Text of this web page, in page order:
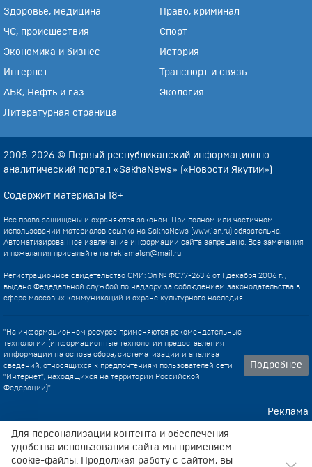
Здоровье, медицина Право, криминал
ЧС, происшествия Спорт
Экономика и бизнес История
Интернет Транспорт и связь
АБК, Нефть и газ Экология
Литературная страница
2005-2026 © Первый республиканский информационно-
аналитический портал «SakhaNews» («Новости Якутии»)
Содержит материалы 18+
Все права защищены и охраняются законом. При полном или частичном
использовании материалов ссылка на SakhaNews (www.1sn.ru) обязательна.
Автоматизированное извлечение информации сайта запрещено. Все замечания
и пожелания присылайте на reklama1sn@mail.ru
Регистрационное свидетельство СМИ: Эл № ФС77-26316 от 1 декабря 2006 г. ,
выдано Федедальной службой по надзору за соблюдением законодательства в
сфере массовых коммуникаций и охране культурного наследия.
"На информационном ресурсе применяются рекомендательные
технологии (информационные технологии предоставления
информации на основе сбора, систематизации и анализа
сведений, относящихся к предпочтениям пользователей сети
"Интернет", находящихся на территории Российской
Федерации)".
Подробнее
Реклама
Техническа поддержка
Для персонализации контента и обеспечения
удобства использования сайта мы применяем
cookie-файлы. Продолжая работу с сайтом, вы